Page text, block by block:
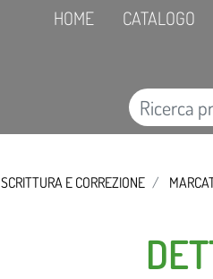
HOME CATALOGO
SCRITTURA E CORREZIONE